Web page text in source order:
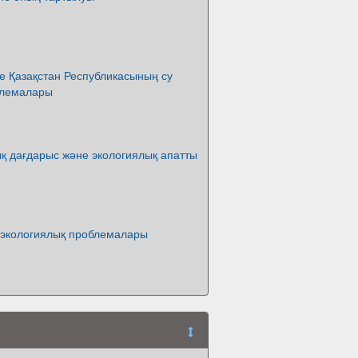
Қазақстан Республикасының су
дағдарыс және экологиялық апатты
проблемалары